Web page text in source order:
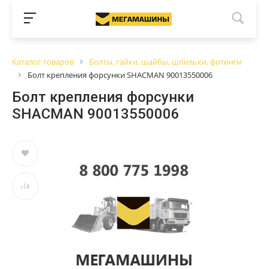
Каталог товаров
Болты, гайки, шайбы, шпильки, фитинги
Болт крепления форсунки SHACMAN 90013550006
Болт крепления форсунки
SHACMAN 90013550006